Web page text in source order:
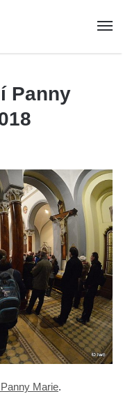
Panny
Marie.